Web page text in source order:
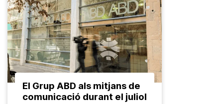
El Grup ABD als mitjans de
comunicació durant el juliol